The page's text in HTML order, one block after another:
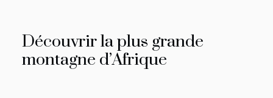
Découvrir la plus grande
montagne d’Afrique